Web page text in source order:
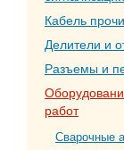
Кабель
Делители и
Разъемы и
работ
Сварочные